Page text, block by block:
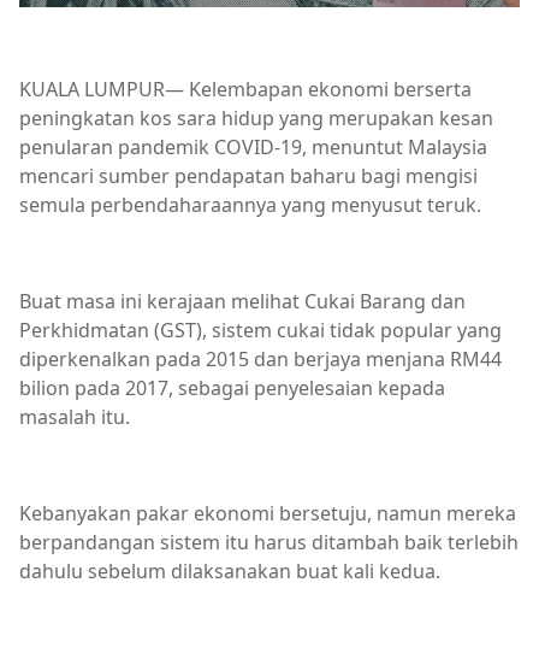
KUALA LUMPUR— Kelembapan ekonomi berserta
peningkatan kos sara hidup yang merupakan kesan
penularan pandemik COVID-19, menuntut Malaysia
mencari sumber pendapatan baharu bagi mengisi
semula perbendaharaannya yang menyusut teruk.
Buat masa ini kerajaan melihat Cukai Barang dan
Perkhidmatan (GST), sistem cukai tidak popular yang
diperkenalkan pada 2015 dan berjaya menjana RM44
bilion pada 2017, sebagai penyelesaian kepada
masalah itu.
Kebanyakan pakar ekonomi bersetuju, namun mereka
berpandangan sistem itu harus ditambah baik terlebih
dahulu sebelum dilaksanakan buat kali kedua.